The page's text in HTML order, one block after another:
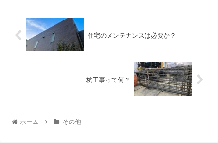
住宅のメンテナンスは必要か？
杭工事って何？
ホーム その他